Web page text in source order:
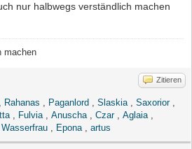
nur halbwegs verständlich machen
machen
Zitieren
, Rahanas , Paganlord , Slaskia, Saxorior,
, Fulvia, Anuscha, Czar, Aglaia,
Wasserfrau , Epona, artus